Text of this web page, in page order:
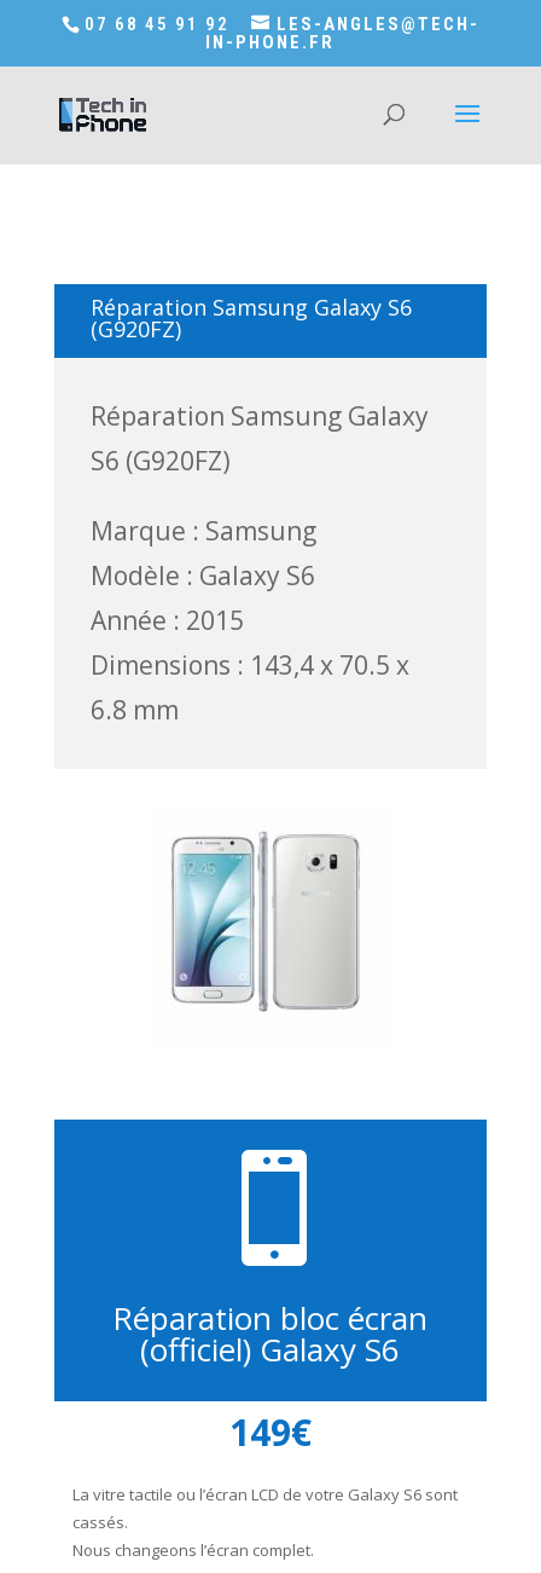
Accédez a Shop-in-tech-in-phone
07 68 45 91 92
LES-ANGLES@TECH-
IN-PHONE.FR
Réparation Samsung Galaxy S6
(G920FZ)
Réparation Samsung Galaxy
S6 (G920FZ)
Marque : Samsung
Modèle : Galaxy S6
Année : 2015
Dimensions : 143,4 x 70.5 x
6.8 mm

Réparation bloc écran
(officiel) Galaxy S6
149€
La vitre tactile ou l’écran LCD de votre Galaxy S6 sont
cassés.
Nous changeons l’écran complet.